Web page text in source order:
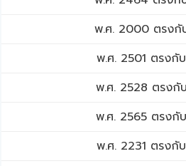
พ.ศ. 2000 ตรงกั
พ.ศ. 2501 ตรงกั
พ.ศ. 2528 ตรงกั
พ.ศ. 2565 ตรงกั
พ.ศ. 2231 ตรงกั